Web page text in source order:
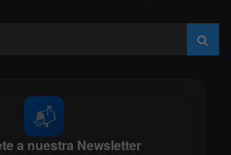
📬
a nuestra Newsletter